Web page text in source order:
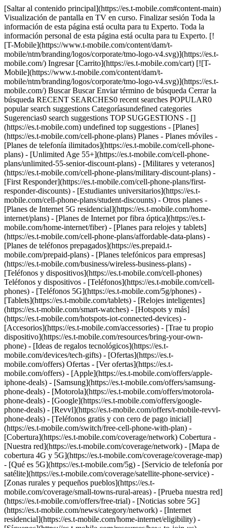
[Saltar al contenido principal](https://es.t-mobile.com#content-main) Visualización de pantalla en TV en curso. Finalizar sesión Toda la información de esta página está oculta para tu Experto. Toda la información personal de esta página está oculta para tu Experto. [![T-Mobile](https://www.t-mobile.com/content/dam/t-mobile/ntm/branding/logos/corporate/tmo-logo-v4.svg)](https://es.t-mobile.com/) Ingresar [Carrito](https://es.t-mobile.com/cart) [![T-Mobile](https://www.t-mobile.com/content/dam/t-mobile/ntm/branding/logos/corporate/tmo-logo-v4.svg)](https://es.t-mobile.com/) Buscar Buscar Enviar término de búsqueda Cerrar la búsqueda RECENT SEARCHES0 recent searches POPULAR0 popular search suggestions Categoríasundefined categories Sugerencias0 search suggestions TOP SUGGESTIONS - [](https://es.t-mobile.com) undefined top suggestions - [Planes](https://es.t-mobile.com/cell-phone-plans) Planes - Planes móviles - [Planes de telefonía ilimitados](https://es.t-mobile.com/cell-phone-plans) - [Unlimited Age 55+](https://es.t-mobile.com/cell-phone-plans/unlimited-55-senior-discount-plans) - [Militares y veteranos](https://es.t-mobile.com/cell-phone-plans/military-discount-plans) - [First Responder](https://es.t-mobile.com/cell-phone-plans/first-responder-discounts) - [Estudiantes universitarios](https://es.t-mobile.com/cell-phone-plans/student-discounts) - Otros planes - [Planes de Internet 5G residencial](https://es.t-mobile.com/home-internet/plans) - [Planes de Internet por fibra óptica](https://es.t-mobile.com/home-internet/fiber) - [Planes para relojes y tablets](https://es.t-mobile.com/cell-phone-plans/affordable-data-plans) - [Planes de teléfonos prepagados](https://es.prepaid.t-mobile.com/prepaid-plans) - [Planes telefónicos para empresas](https://es.t-mobile.com/business/wireless-business-plans) - [Teléfonos y dispositivos](https://es.t-mobile.com/cell-phones) Teléfonos y dispositivos - [Teléfonos](https://es.t-mobile.com/cell-phones) - [Teléfonos 5G](https://es.t-mobile.com/5g/phones) - [Tablets](https://es.t-mobile.com/tablets) - [Relojes inteligentes](https://es.t-mobile.com/smart-watches) - [Hotspots y más](https://es.t-mobile.com/hotspots-iot-connected-devices) - [Accesorios](https://es.t-mobile.com/accessories) - [Trae tu propio dispositivo](https://es.t-mobile.com/resources/bring-your-own-phone) - [Ideas de regalos tecnológicos](https://es.t-mobile.com/devices/tech-gifts) - [Ofertas](https://es.t-mobile.com/offers) Ofertas - [Ver ofertas](https://es.t-mobile.com/offers) - [Apple](https://es.t-mobile.com/offers/apple-iphone-deals) - [Samsung](https://es.t-mobile.com/offers/samsung-phone-deals) - [Motorola](https://es.t-mobile.com/offers/motorola-phone-deals) - [Google](https://es.t-mobile.com/offers/google-phone-deals) - [Revvl](https://es.t-mobile.com/offers/t-mobile-revvl-phone-deals) - [Teléfonos gratis y con cero de pago inicial](https://es.t-mobile.com/switch/free-cell-phone-with-plan) - [Cobertura](https://es.t-mobile.com/coverage/network) Cobertura - [Nuestra red](https://es.t-mobile.com/coverage/network) - [Mapa de cobertura 4G y 5G](https://es.t-mobile.com/coverage/coverage-map) - [Qué es 5G](https://es.t-mobile.com/5g) - [Servicio de telefonía por satélite](https://es.t-mobile.com/coverage/satellite-phone-service) - [Zonas rurales y pequeños pueblos](https://es.t-mobile.com/coverage/small-towns-rural-areas) - [Prueba nuestra red](https://es.t-mobile.com/offers/free-trial) - [Noticias sobre 5G](https://es.t-mobile.com/news/category/network) - [Internet residencial](https://es.t-mobile.com/home-internet/eligibility) - [Síguenos](https://es.t-mobile.com/resources/how-to-join-us) Síguenos - Cámbiate a T-Mobile - [Cómo cambiarte](https://es.t-mobile.com/resources/how-to-join-us) - [Trae tu teléfono](https://es.t-mobile.com/resources/bring-your-own-phone) - [Conserva tu número](https://es.t-mobile.com/resources/keep-your-number) - [Cámbiate y quédatelo](https://es.t-mobile.com/switch/keep-phone-switch-from-verizon-or-att) - [Family Freedom](https://es.t-mobile.com/switch/pay-off-carrier-etf-phone-deal) - [Prueba nuestra red](https://es.t-mobile.com/offers/free-trial) - Beneficios para clientes - [Ver todos los beneficios](https://es.t-mobile.com/benefits) - [Encuentra tu razón](https://es.t-mobile.com/membership) - [Televisión y streaming](https://es.t-mobile.com/tv-streaming) - [Beneficios para viajes](https://es.t-mobile.com/benefits/travel) - [Beneficios para conciertos y música](https://es.t-mobile.com/benefits/music-deals) - [Bloquea llamadas fraudulentas](https://es.t-mobile.com/benefits/scam-shield) - [T-Mobile Tuesdays](https://es.t-mobile.com/offers/t-mobile-tuesdays) [Encuentra una tienda](https://es.t-mobile.com/stores/locator?INTNAV=tNav%3AStoreLocator) [Contacto y asistencia](https://es.t-mobile.com/contact-us) Contacto y asistencia - [1-800-T-MOBILE](tel:1-800-866-2453) - [Revisar un pedido](https://es.t-mobile.com/orders/order-status) - [Ayuda y asistencia](https://es.t-mobile.com/support) - Comparte la pantalla con un Experto [Carrito](https://es.t-mobile.com/cart) Buscar Buscar Enviar término de búsqueda Cerrar la búsqueda RECENT SEARCHES0 recent searches POPULAR0 popular search suggestions Categoríasundefined categories Sugerencias0 search suggestions TOP SUGGESTIONS - [](https://es.t-mobile.com) undefined top suggestions Mi cuenta [Ingresar](https://es.t-mobile.com/account/dashboard) [Volver a mi cuenta](https://es.t-mobile.com/account/dashboard) - [Pagar factura](https://es.t-mobile.com/bill/summary) - [Agregar](https://es.t-mobile.com/commerce/device-intent?INTNAV=tNav%3AMyAccount%3AAddALine) - [Actualizar](https://es.t-mobile.com/purchase/shop) - [Revisar un pedido](https://es.t-mobile.com/orders/check-order) - [Pregunta a la comunidad](https://es.t-mobile.com/community/?INTNAV=tNav%3AMyAccount%3ACommunity) más de T-Mobile - [Wireless (Móvil)](https://es.t-mobile.com/) - [Empresas](https://es.t-mobile.com/business) - [Prepagado](https://es.prepaid.t-mobile.com/home) - [Internet](https://es.t-mobile.com/home-internet) Legal - [Aviso de Privacidad](https://es.t-mobile.com/privacy-center/our-practices/privacy-policy) - [No venda, ni comparta mis Datos Personales](https://es.t-mobile.com/dns?Brand=Magenta&Site=Sell_Web&Origin_URL=https%3A%2F%2Fwww.t-mobile.com) - [Centro de Privacidad](https://es.t-mobile.com/privacy-center) [](https://es.t-mobile.com) # Obtén nuestras mejores ofertas al cambiarte a T-Mobile. ## Obtén nuestras mejores ofertas al cambiarte a T-Mobile. - [Ofertas por cambiarte](https://es.t-mobile.com#switch-deals) - [Por qué cambiarte](https://es.t-mobile.com#why-switch) - [Ayuda para cambiarte](https://es.t-mobile.com#got-questions) - [](https://es.t-mobile.com) ## Para cambiar: ## Paso 1: Planifica tu cambio - Elige tu plan - Elige tus dispositivos nuevos o trae el tuyo - Reúne tu factura de servicio móvil más reciente y tu PIN - Obtén tus números de IMEI Obtén detalles sobre cómo cambiarte ## Paso 2: Cámbiate en 15 minutos - Únete por Internet ahora - O cámbiate en la app T-Life​​​​​​​ [Comienza tu cambio ya](https://es.t-mobile.com/switch/get-started) [Baja la app T-Life](https://es.t-mobile.com/apps) ## Paso 3: Disfruta de todos tus nuevos beneficios y ventajas Ahora que eres miembro de T-Mobile, sabes que aquí es mejor. Conoce más sobre todo lo que obtienes con tu plan. [Conoce tus beneficios](https://es.t-mobile.com/benefits) ¿Buscas otras formas de cambiar? Es fácil, solo elige la forma que más te convenga. [Comienza a cambiarte](https://es.t-mobile.com/switch/get-started) [1-844-222-1938](tel:1-844-222-1938) [Encuentra una tienda](https://es.t-mobile.com/stores/locator/?icid=MGPO_TMO_P_EVGRNPSTPD_78F146C86569D56246075) ![Vista frontal y posterior de un iPhone 17 Pro en naranja cósmico.](https://es.t-mobile.com/sdscene7/is/image/Tmusprod/FG-iPhone-17-Pro-Orange-750x750:1x1?fmt=png&fmt=png-alpha&qlt=85%2C0&resMode=sharp2&op_usm=1.75%2C0.3%2C2%2C0) APPLE ## iPhone 17 Pro por cuenta nuestra. Sin intercambio requerido. [iPhone 17 Pro por cuenta nuestra. Sin intercambio requerido.](https://es.t-mobile.com) iPhone 17 Pro por cuenta nuestra. Sin intercambio requerido. Llévate el mejor Pro al cambiarte a T-Mobile y traer tu número en un plan Experience Beyond. [Obtenlo ya](https://es.t-mobile.com/cell-phone/apple-iphone-17-pro) Con 24 créditos en la factura mensual al cambiarte a T-Mobile en un plan elegible. Solo para clientes elegibles; más impuestos y un cargo por conexión del dispositivo de $35. Ver términos completos ## iPhone 17 Pro por cuenta nuestra. Sin intercambio requerido. __Otros planes elegibles. Los siguientes planes también cumplen con los requisitos:__ __Better Value:__ - __Miembros nuevos:__ 3 líneas nuevas o más con 2 transferencias de número elegibles. - __Miembros existentes:__ 3 líneas o más y más de 5 años de antigüedad como cliente en un plan pospagado de T-Mobile. __Go5G Next (solo miembros existentes):__ 1 nueva línea y 1 transferencia de número. __Si se cancela la totalidad de la cuenta antes de recibir 24 créditos en la factura, los créditos se suspenderán y deberá pagarse el saldo del acuerdo de financiamiento requerido (por ejemplo, $1,099.99 - Apple iPhone 17 Pro 256 GB). Los créditos en la factura terminan si pagas el dispositivo anticipadamente.__ El impuesto sobre el precio, antes de los créditos, se paga al momento de la compra. Por tiempo limitado; sujeto a cambio. Requiere crédito elegible, servicio (plan de $100/mes o más c/AutoPago; más impuestos/cargos o Better Value: 3 líneas por $140/mes o más con AutoPago, más impuestos y cargos), transferencia de número (AT&T, Verizon u otro proveedor elegible, la lista completa está disponible en es.T-Mobile.com/port) y nueva línea. Si